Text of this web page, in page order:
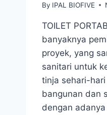
By IPAL BIOFIVE
TOILET
banyaknya
proyek, yang
sanitari untuk
tinja sehari-
bangunan dan
dengan